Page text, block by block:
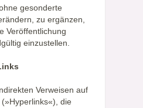
gesonderte
zu ergänzen,
Veröffentlichung
einzustellen.
Verweisen auf
die